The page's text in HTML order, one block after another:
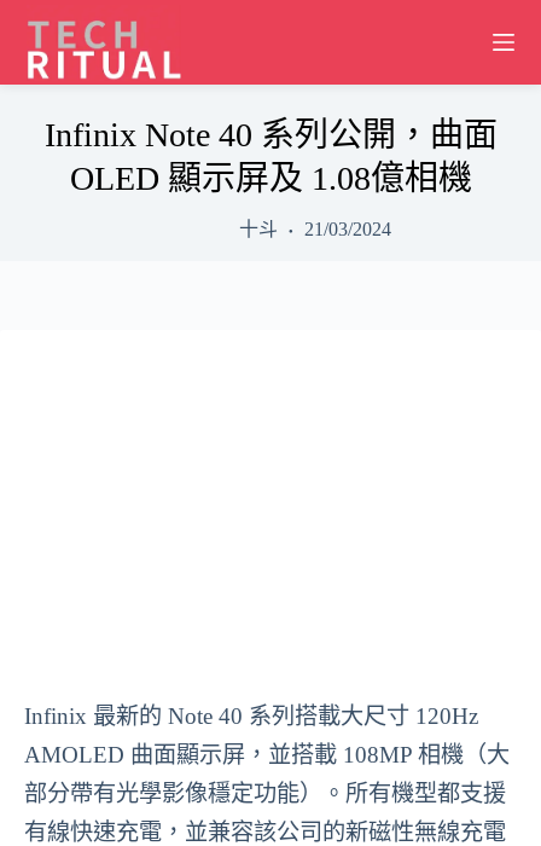
content
Infinix Note 40 系列公開，曲面
OLED 顯示屏及 1.08億相機
十斗 21/03/2024
Infinix 最新的 Note 40 系列搭載大尺寸 120Hz
AMOLED 曲面顯示屏，並搭載 108MP 相機（大
部分帶有光學影像穩定功能）。所有機型都支援
有線快速充電，並兼容該公司的新磁性無線充電